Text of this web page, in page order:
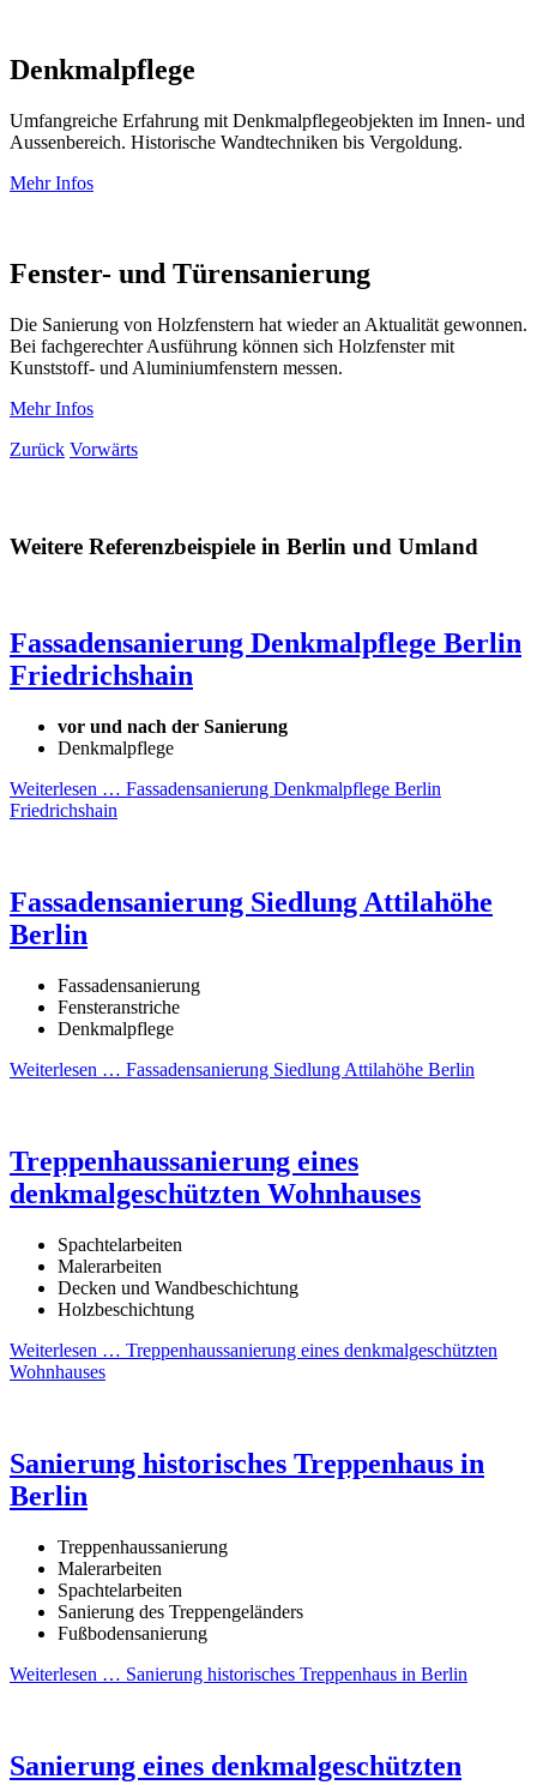
Denkmalpflege
Umfangreiche Erfahrung mit Denkmalpflegeobjekten im Innen- und
Aussenbereich. Historische Wandtechniken bis Vergoldung.
Mehr Infos
Fenster- und Türensanierung
Die Sanierung von Holzfenstern hat wieder an Aktualität gewonnen.
Bei fachgerechter Ausführung können sich Holzfenster mit
Kunststoff- und Aluminiumfenstern messen.
Mehr Infos
Zurück Vorwärts
Weitere Referenzbeispiele in Berlin und Umland
Fassadensanierung Denkmalpflege Berlin
Friedrichshain
vor und nach der Sanierung
Denkmalpflege
Weiterlesen … Fassadensanierung Denkmalpflege Berlin
Friedrichshain
Fassadensanierung Siedlung Attilahöhe
Berlin
Fassadensanierung
Fensteranstriche
Denkmalpflege
Weiterlesen … Fassadensanierung Siedlung Attilahöhe Berlin
Treppenhaussanierung eines
denkmalgeschützten Wohnhauses
Spachtelarbeiten
Malerarbeiten
Decken und Wandbeschichtung
Holzbeschichtung
Weiterlesen … Treppenhaussanierung eines denkmalgeschützten
Wohnhauses
Sanierung historisches Treppenhaus in
Berlin
Treppenhaussanierung
Malerarbeiten
Spachtelarbeiten
Sanierung des Treppengeländers
Fußbodensanierung
Weiterlesen … Sanierung historisches Treppenhaus in Berlin
Sanierung eines denkmalgeschützten